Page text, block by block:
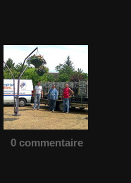
0 commentaire